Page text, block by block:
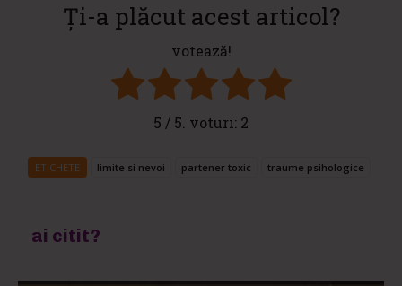
Ți-a plăcut acest articol?
votează!
5 / 5. voturi: 2
ETICHETE limite si nevoi partener toxic traume psihologice
ai citit?